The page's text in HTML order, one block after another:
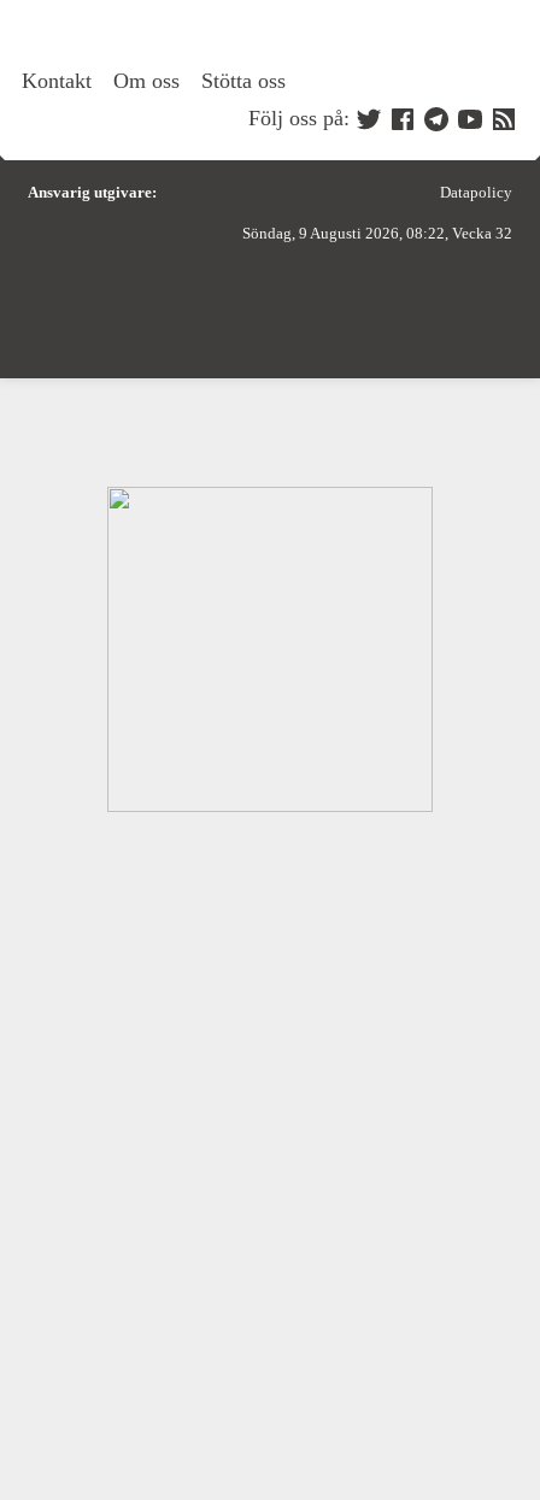
Kontakt Om oss
Stötta oss
Följ oss på:
Ansvarig utgivare: Datapolicy
Söndag, 9 Augusti 2026, 08:22, Vecka 32